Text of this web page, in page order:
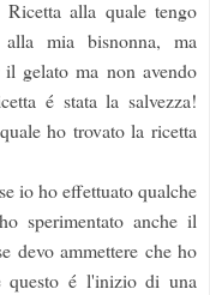
alla quale tengo
mia bisnonna, ma
gelato ma non avendo
é stata la salvezza!
ho trovato la ricetta
io ho effettuato qualche
sperimentato anche il
devo ammettere che ho
questo é l'inizio di una